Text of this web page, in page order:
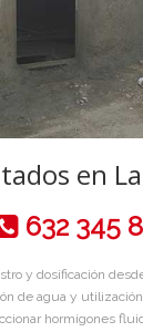
en
632 345
y dosificación
de agua y
hormigones